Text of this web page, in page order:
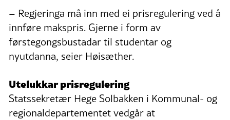
– Regjeringa må inn med ei prisregulering ved å
innføre makspris. Gjerne i form av
førstegongsbustadar til studentar og
nyutdanna, seier Høisæther.
Utelukkar prisregulering
Statssekretær Hege Solbakken i Kommunal- og
regionaldepartementet vedgår at